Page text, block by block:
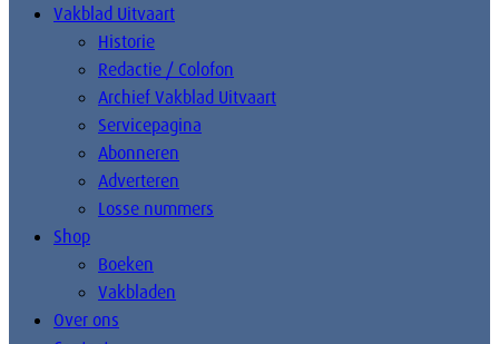
Vakblad Uitvaart
Historie
Redactie / Colofon
Archief Vakblad Uitvaart
Servicepagina
Abonneren
Adverteren
Losse nummers
Shop
Boeken
Vakbladen
Over ons